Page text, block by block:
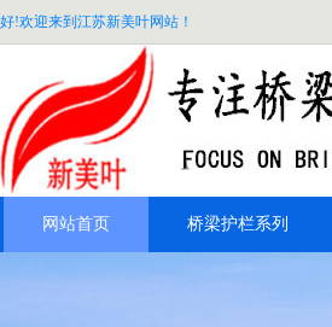
好!欢迎来到江苏新美叶网站！
网站首页 桥梁护栏系列